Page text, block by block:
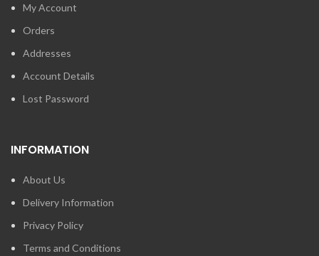
My Account
Orders
Addresses
Account Details
Lost Password
INFORMATION
About Us
Delivery Information
Privacy Policy
Terms and Conditions